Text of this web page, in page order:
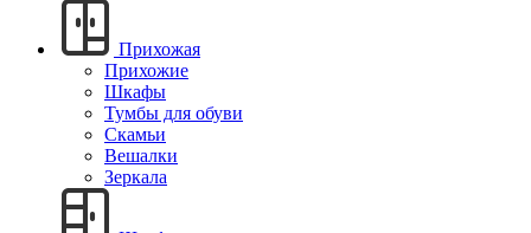
Прихожая
Прихожие
Шкафы
Тумбы для обуви
Скамьи
Вешалки
Зеркала